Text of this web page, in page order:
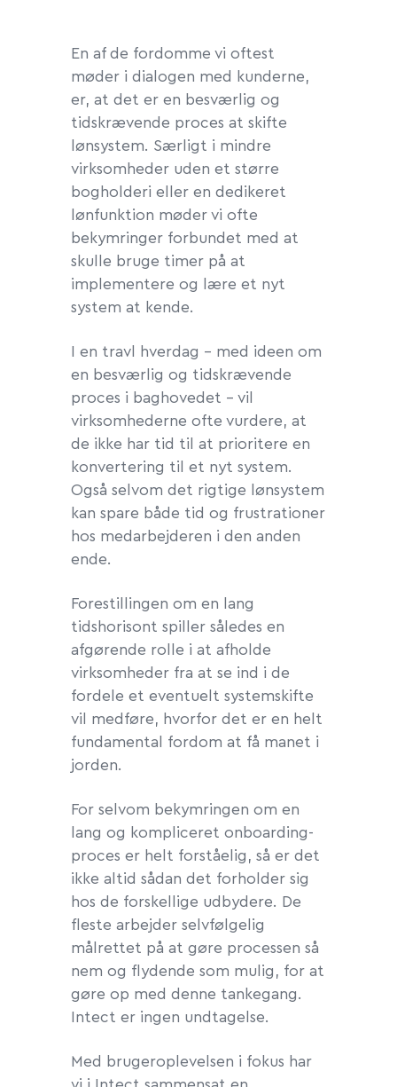
En af de fordomme vi oftest
møder i dialogen med kunderne,
er, at det er en besværlig og
tidskrævende proces at skifte
lønsystem. Særligt i mindre
virksomheder uden et større
bogholderi eller en dedikeret
lønfunktion møder vi ofte
bekymringer forbundet med at
skulle bruge timer på at
implementere og lære et nyt
system at kende.
I en travl hverdag – med ideen om
en besværlig og tidskrævende
proces i baghovedet – vil
virksomhederne ofte vurdere, at
de ikke har tid til at prioritere en
konvertering til et nyt system.
Også selvom det rigtige lønsystem
kan spare både tid og frustrationer
hos medarbejderen i den anden
ende.
Forestillingen om en lang
tidshorisont spiller således en
afgørende rolle i at afholde
virksomheder fra at se ind i de
fordele et eventuelt systemskifte
vil medføre, hvorfor det er en helt
fundamental fordom at få manet i
jorden.
For selvom bekymringen om en
lang og kompliceret onboarding-
proces er helt forståelig, så er det
ikke altid sådan det forholder sig
hos de forskellige udbydere. De
fleste arbejder selvfølgelig
målrettet på at gøre processen så
nem og flydende som mulig, for at
gøre op med denne tankegang.
Intect er ingen undtagelse.
Med brugeroplevelsen i fokus har